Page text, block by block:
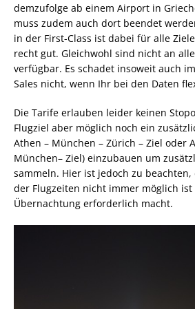
demzufolge ab einem Airport in
muss zudem auch dort beendet
in der First-Class ist dabei für alle
recht gut. Gleichwohl sind nicht an
verfügbar. Es schadet insoweit auch
Sales nicht, wenn Ihr bei den Daten
Die Tarife erlauben leider keinen
Flugziel aber möglich noch ein
Athen – München – Zürich – Ziel oder
München– Ziel) einzubauen um
sammeln. Hier ist jedoch zu
der Flugzeiten nicht immer möglich
Übernachtung erforderlich macht.